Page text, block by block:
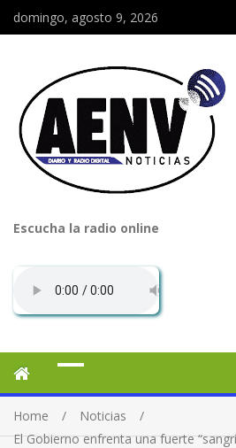
domingo, agosto 9, 2026
Escucha la radio online
Home
Noticias
El Gobierno enfrenta una fuerte